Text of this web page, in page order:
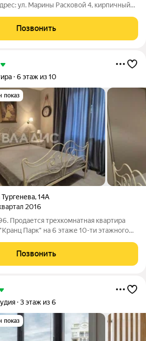
ул. Марины Расковой 4, кирпичный
м Холл: 14,5 м Санузел: 4,7 м
Позвонить
6 этаж из 10
показ
Тургенева,14А
2016
Продается трехкомнатная квартира
Парк" на 6 этаже 10-ти этажного
и современный стиль жизни.
Позвонить
3 этаж из 6
показ